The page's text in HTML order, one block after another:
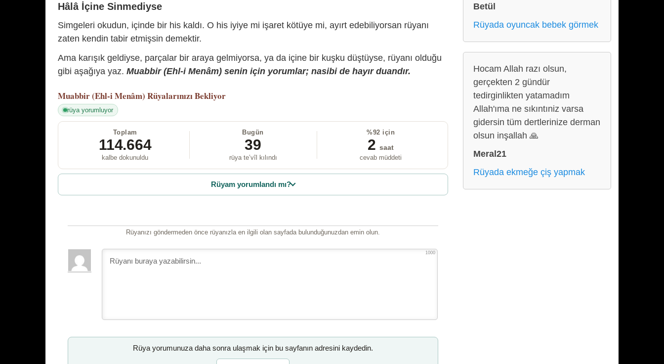
Hâlâ İçine Sinmediyse
Simgeleri okudun, içinde bir his kaldı. O his iyiye mi işaret kötüye mi, ayırt edebiliyorsan rüyanı
zaten kendin tabir etmişsin demektir.
Ama karışık geldiyse, parçalar bir araya gelmiyorsa, ya da içine bir kuşku düştüyse, rüyanı olduğu
gibi aşağıya yaz. Muabbir (Ehl-i Menâm) senin için yorumlar; nasibi de hayır duandır.
Muabbir (Ehl-i Menâm) Rüyalarınızı Bekliyor
rüya yorumluyor
Toplam
114.664
kalbe dokunuldu
Bugün
39
rüya te’vîl kılındı
%92 için
2 saat
cevab müddeti
Rüyam yorumlandı mı?
Rüyanızı göndermeden önce rüyanızla en ilgili olan sayfada bulunduğunuzdan emin olun.
1000
Rüya yorumunuza daha sonra ulaşmak için bu sayfanın adresini kaydedin.
Betül
Rüyada oyuncak bebek görmek
Hocam Allah razı olsun,
gerçekten 2 gündür
tedirginlikten yatamadım
Allah'ıma ne sıkıntıniz varsa
gidersin tüm dertlerinize derman
olsun inşallah 🙏
Meral21
Rüyada ekmeğe çiş yapmak